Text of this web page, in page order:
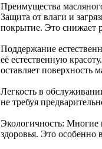
Преимущества
Защита от влаги и
покрытие. Это снижает
Поддержание
её естественную
оставляет поверхность
Легкость в
не требуя
Экологичность: Многие
здоровья. Это